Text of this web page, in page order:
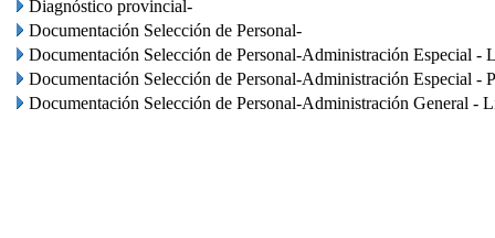
Diagnóstico provincial-
Documentación Selección de Personal-
Documentación Selección de Personal-Administración Especial -
Documentación Selección de Personal-Administración Especial -
Documentación Selección de Personal-Administración General -